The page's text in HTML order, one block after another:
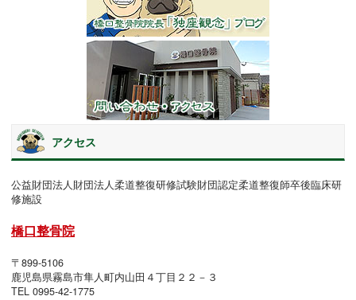
アクセス
公益財団法人財団法人柔道整復研修試験財団認定柔道整復師卒後臨床研
修施設
橋口整骨院
〒899-5106
鹿児島県霧島市隼人町内山田４丁目２２－３
TEL 0995-42-1775